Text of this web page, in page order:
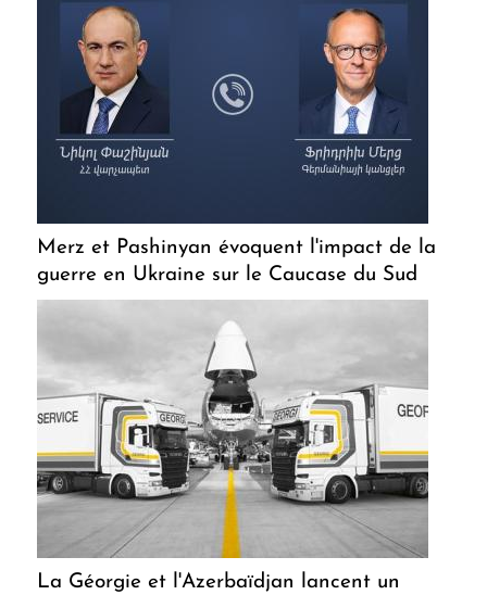
Merz et Pashinyan évoquent l'impact de la
guerre en Ukraine sur le Caucase du Sud
La Géorgie et l'Azerbaïdjan lancent un